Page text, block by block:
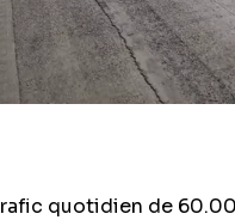
quotidien de